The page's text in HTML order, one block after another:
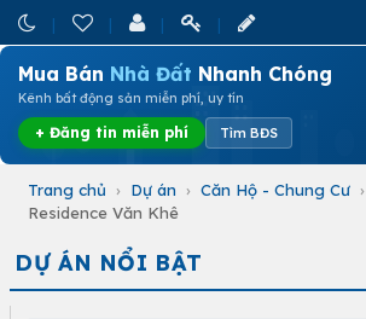
Mua Bán Nhà Đất Nhanh Chóng
Kênh bất động sản miễn phí, uy tín
+ Đăng tin miễn phí Tìm BĐS
Trang chủ › Dự án › Căn Hộ - Chung Cư ›
Residence Văn Khê
DỰ ÁN NỔI BẬT